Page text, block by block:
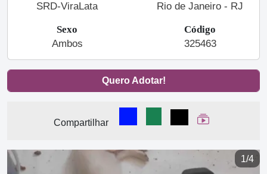
SRD-ViraLata
Rio de Janeiro - RJ
Sexo
Ambos
Código
325463
Quero Adotar!
Compartilhar
Compartilhar no Facebook
Compartilhar no
Compartilhar
Ver Web Story
1/4